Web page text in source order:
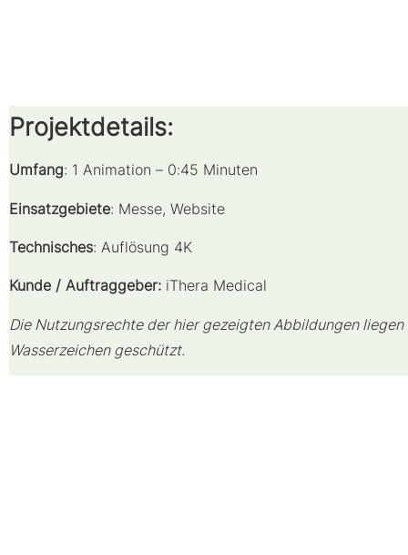
Projektdetails:
Umfang: 1 Animation – 0:45 Minuten
Einsatzgebiete: Messe, Website
Technisches: Auflösung 4K
Kunde / Auftraggeber: iThera Medical
Die Nutzungsrechte der hier gezeigten Abbildungen
Wasserzeichen geschützt.